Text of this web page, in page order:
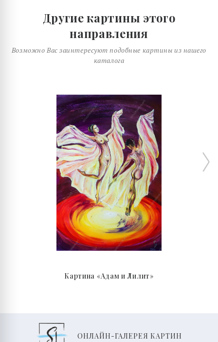
Другие картины этого
направления
Возможно Вас заинтересуют подобные картины из нашего
каталога
Картина «Адам и Лилит»
ОНЛАЙН-ГАЛЕРЕЯ КАРТИН